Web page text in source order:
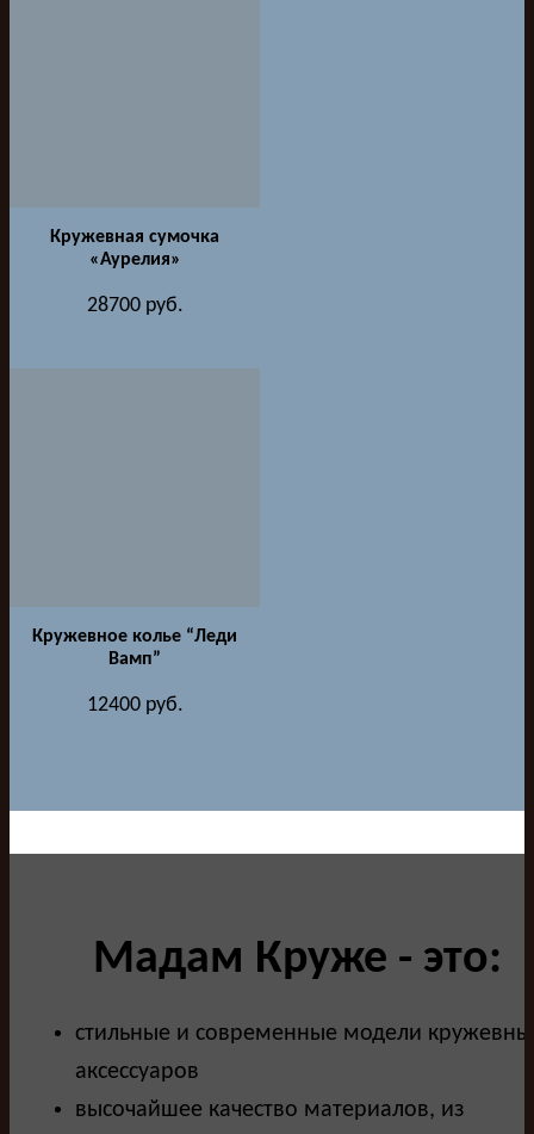
Кружевная сумочка
«Аурелия»
28700руб.
Кружевное колье “Леди
Вамп”
12400руб.
Мадам Круже - это:
стильные и современные модели
аксессуаров
высочайшее качество материалов, из